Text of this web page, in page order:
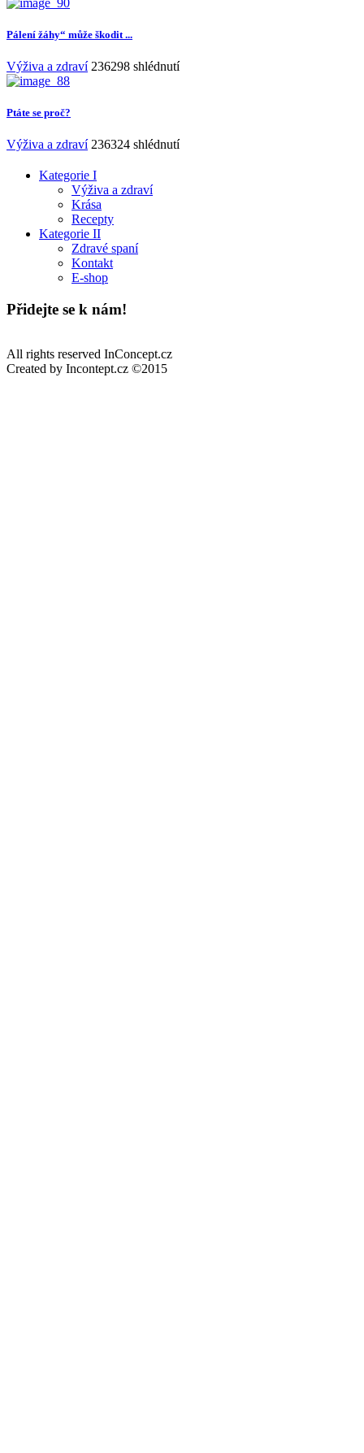
Pálení žáhy“ může škodit ...
Výživa a zdraví 236298 shlédnutí
Ptáte se proč?
Výživa a zdraví 236324 shlédnutí
Kategorie I
Výživa a zdraví
Krása
Recepty
Kategorie II
Zdravé spaní
Kontakt
E-shop
Přidejte se k nám!
All rights reserved InConcept.cz
Created by Incontept.cz ©2015